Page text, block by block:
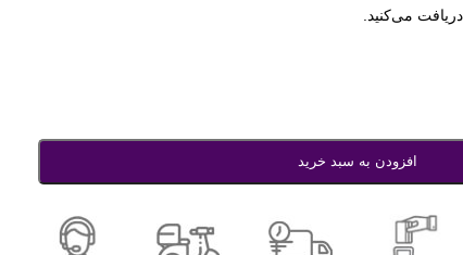
دریافت می‌کنید.
افزودن به سبد خرید